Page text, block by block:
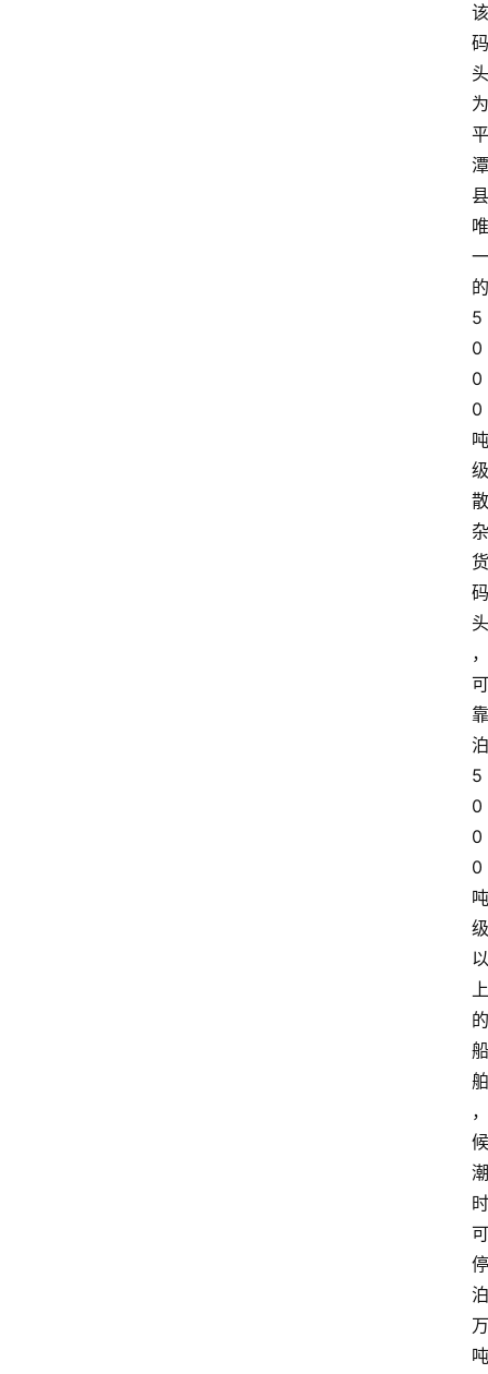
该
码
头
为
平
潭
县
唯
一
的
5
0
0
0
吨
级
散
杂
货
码
头
，
可
靠
泊
5
0
0
0
吨
级
以
上
的
船
舶
，
候
潮
时
可
停
泊
万
吨